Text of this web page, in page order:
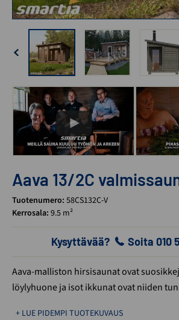
Aava 13/2C
Tuotenumero: 58CS132C-V
Kerrosala: 9.5 m²
Kysyttävää? Soita 010
Aava-malliston hirsisaunat ovat
löylyhuone ja isot ikkunat ovat niiden
+ LUE PIDEMPI TUOTEKUVAUS